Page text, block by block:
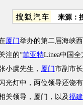
来源：
厦门举办的第二届海峡
注的“菲亚特Linea中国
小虞先生， 厦门市副市
光灯中，两位领导还饶
关领导，厦门，以及福建